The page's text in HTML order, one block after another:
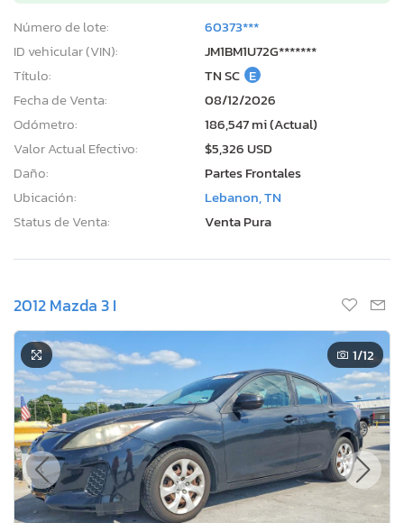
Número de lote:
60373***
ID vehicular (VIN):
JM1BM1U72G*******
Título:
TN SC E
Fecha de Venta:
08/12/2026
Odómetro:
186,547 mi (Actual)
Valor Actual Efectivo:
$5,326 USD
Daño:
Partes Frontales
Ubicación:
Lebanon, TN
Status de Venta:
Venta Pura
2012 Mazda 3 I
1/12